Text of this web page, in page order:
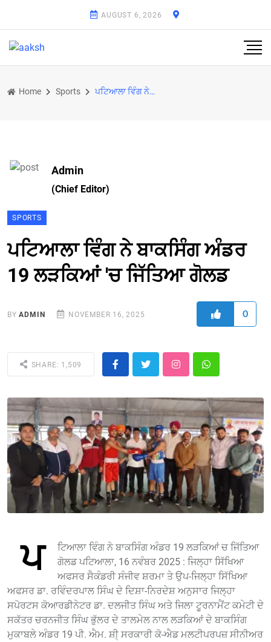
AUGUST 6, 2026
Home Sports ਪਟਿਆਲਾ ਵਿੰਗ ਨੇ ਬਾਕਸਿੰਗ ਅੰਡਰ 19 ਲੜਕਿਆਂ 'ਚ ਜਿੱਤਿਆ ਗੋਲਡ
Admin
(Chief Editor)
SPORTS
ਪਟਿਆਲਾ ਵਿੰਗ ਨੇ ਬਾਕਸਿੰਗ ਅੰਡਰ
19 ਲੜਕਿਆਂ 'ਚ ਜਿੱਤਿਆ ਗੋਲਡ
BYADMIN NOVEMBER 16, 2025 0
SHARE: 1,509
ਪ
ਟਿਆਲਾ ਵਿੰਗ ਨੇ ਬਾਕਸਿੰਗ ਅੰਡਰ 19 ਲੜਕਿਆਂ ਚ ਜਿੱਤਿਆ
ਗੋਲਡ ਪਟਿਆਲਾ, 16 ਨਵੰਬਰ 2025 : ਜਿਲ੍ਹਾ ਸਿੱਖਿਆ
ਅਫਸਰ ਸੈਕੰਡਰੀ ਸੰਜੀਵ ਸ਼ਰਮਾ ਤੇ ਉਪ-ਜਿਲ੍ਹਾ ਸਿੱਖਿਆ
ਅਫਸਰ ਡਾ. ਰਵਿੰਦਰਪਾਲ ਸਿੰਘ ਦੇ ਦਿਸ਼ਾ-ਨਿਰਦੇਸ਼ ਅਨੁਸਾਰ ਜਿਲ੍ਹਾ
ਸਪੋਰਟਸ ਕੋਆਰਡੀਨੇਟਰ ਡਾ. ਦਲਜੀਤ ਸਿੰਘ ਅਤੇ ਜਿਲਾ ਟੂਰਨਾਮੈਂਟ ਕਮੇਟੀ ਦੇ
ਸਕੱਤਰ ਚਰਨਜੀਤ ਸਿੰਘ ਭੁੱਲਰ ਦੇ ਤਾਲਮੇਲ ਨਾਲ ਲੜਕਿਆਂ ਦੇ ਬਾਕਸਿੰਗ
ਮੁਕਾਬਲੇ ਅੰਡਰ 19 ਪੀ. ਐਮ. ਸ਼ੀ੍ ਸਰਕਾਰੀ ਕੋ-ਐਡ ਮਲਟੀਪਰਪਜ਼ ਸੀਨੀਅਰ